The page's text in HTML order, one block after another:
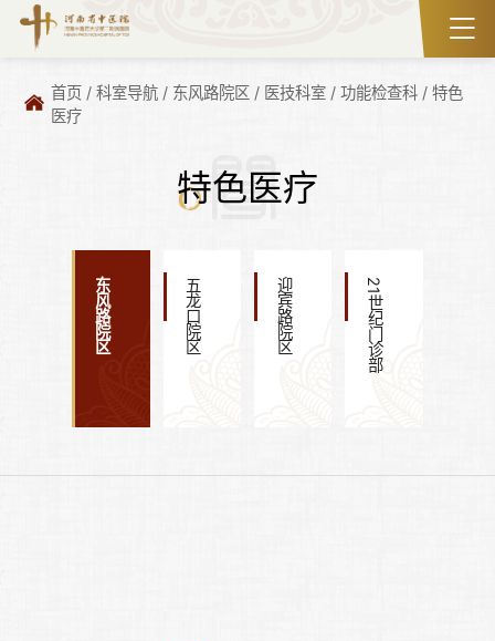
首页 /科室导航 / 东风路院区 / 医技科室 /功能检查科 /特色
医疗
特色医疗
东风路院区 五龙口院区 迎宾路院区 21世纪门诊部